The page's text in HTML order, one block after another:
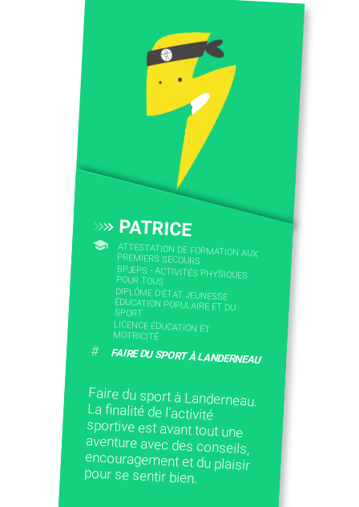
PATRICE
ATTESTATION DE FORMATION AUX
PREMIERS SECOURS
BPJEPS - ACTIVITÉS PHYSIQUES
POUR TOUS
DIPLÔME D'ÉTAT JEUNESSE
ÉDUCATION POPULAIRE ET DU
SPORT
LICENCE ÉDUCATION ET
MOTRICITÉ
# FAIRE DU SPORT À LANDERNEAU
Faire du sport à Landerneau.
La finalité de l'activité
sportive est avant tout une
aventure avec des conseils,
encouragement et du plaisir
pour se sentir bien.